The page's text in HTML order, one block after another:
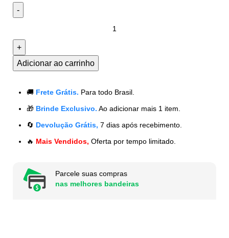
Adicionar ao carrinho
🚚 Frete Grátis. Para todo Brasil.
🎁 Brinde Exclusivo. Ao adicionar mais 1 item.
🔄 Devolução Grátis, 7 dias após recebimento.
🔥 Mais Vendidos, Oferta por tempo limitado.
Parcele suas compras
nas melhores bandeiras